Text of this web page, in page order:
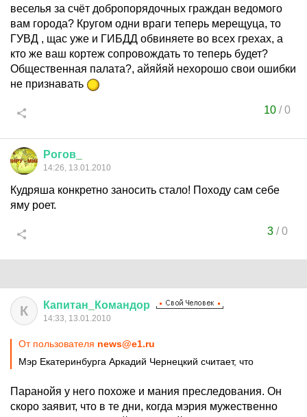
веселья за счёт добропорядочных граждан ведомого
вам города? Кругом одни враги теперь мерещуца, то
ГУВД , щас уже и ГИБДД обвиняете во всех грехах, а
кто же ваш кортеж сопровождать то теперь будет?
Общественная палата?, айяйяй нехорошо свои ошибки
не признавать
10 /0
Рогов
14:26, 13.01.2010
Кудряша конкретно заносить стало! Походу сам себе
яму роет.
3/0
К Капитан Командор
14:33, 13.01.2010
От пользователя news@e1.ru
Мэр Екатеринбурга Аркадий Чернецкий считает, что
Паранойя у него похоже и мания преследования. Он
скоро заявит, что в те дни, когда мэрия мужественно